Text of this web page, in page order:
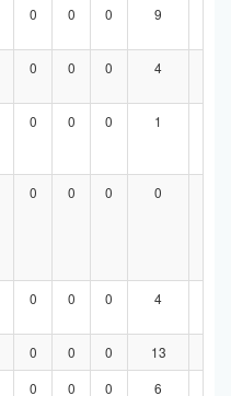
0 0 0 9
0 0 0 4
0 0 0 1
0 0 0 0
0 0 0 4
0 0 0 13
0 0 0 6